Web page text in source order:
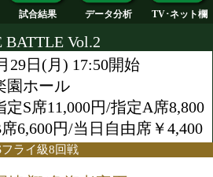
試合結果 データ分析
BATTLE Vol.2
6月29日(月) 17:50開始
楽園ホール